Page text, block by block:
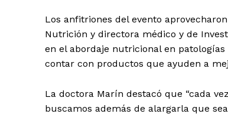
Día de Leyendas
Los anfitriones del evento
Nutrición y directora médico y de
en el abordaje nutricional en patologías
contar con productos que ayuden a
La doctora Marín destacó que “cada
buscamos además de alargarla que